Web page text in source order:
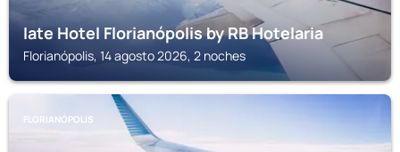
Iate Hotel Florianópolis by RB Hotelaria
Florianópolis, 14 agosto 2026, 2 noches
FLORIANÓPOLIS